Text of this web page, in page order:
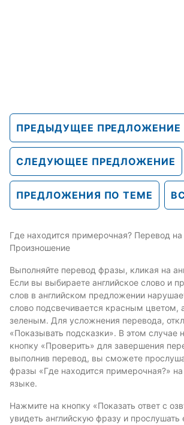
ПРЕДЫДУЩЕЕ ПРЕДЛОЖЕНИЕ
СЛЕДУЮЩЕЕ ПРЕДЛОЖЕНИЕ
ПРЕДЛОЖЕНИЯ ПО ТЕМЕ
Где находится примерочная? Перевод на
Произношение
Выполняйте перевод фразы, кликая на
Если вы выбираете английское слово и
слов в английском предложении
слово подсвечивается красным цветом,
зеленым. Для усложнения перевода,
«Показывать подсказки». В этом случае
кнопку «Проверить» для завершения
выполнив перевод, вы сможете
фразы «Где находится примерочная?» на
языке.
Нажмите на кнопку «Показать ответ с
увидеть английскую фразу и прослушать